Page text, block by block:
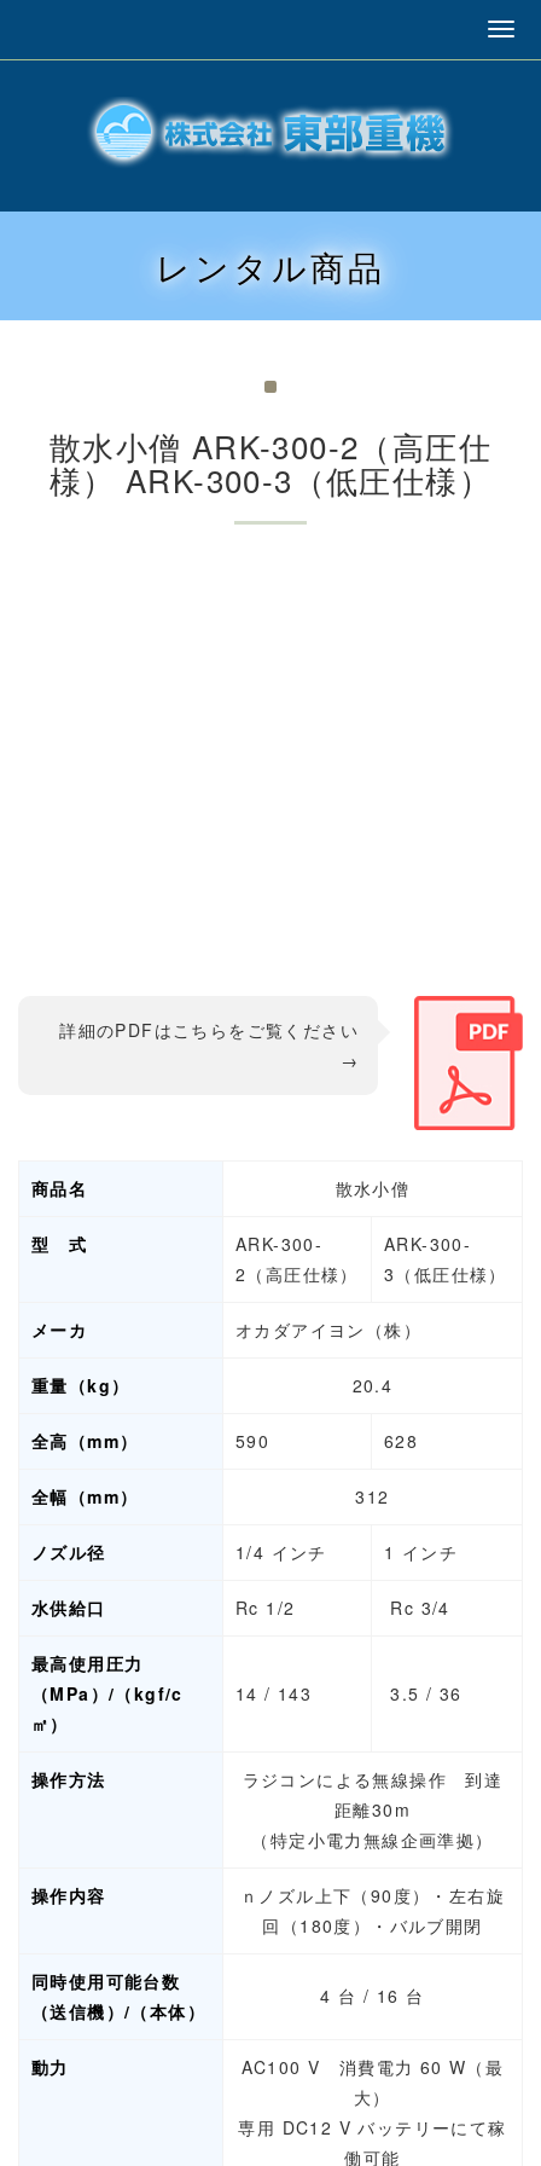
レンタル商品
散水小僧 ARK-300-2（高圧仕
様） ARK-300-3（低圧仕様）
詳細のPDFはこちらをご覧ください
→
商品名 散水小僧
型 式
ARK-300-
2（高圧仕様）
ARK-300-
3（低圧仕様）
メーカ オカダアイヨン（株）
重量（kg） 20.4
全高（mm） 590 628
全幅（mm） 312
ノズル径 1/4 インチ 1 インチ
水供給口 Rc 1/2 Rc 3/4
最高使用圧力
（MPa）/（kgf/c
㎡）
14 / 143 3.5 / 36
操作方法
ラジコンによる無線操作 到達
距離30m
（特定小電力無線企画準拠）
操作内容
ｎノズル上下（90度）・左右旋
回（180度）・バルブ開閉
同時使用可能台数
（送信機）/（本体）
4 台 / 16 台
動力
AC100 V 消費電力 60 W（最
大）
専用 DC12 V バッテリーにて稼
働可能